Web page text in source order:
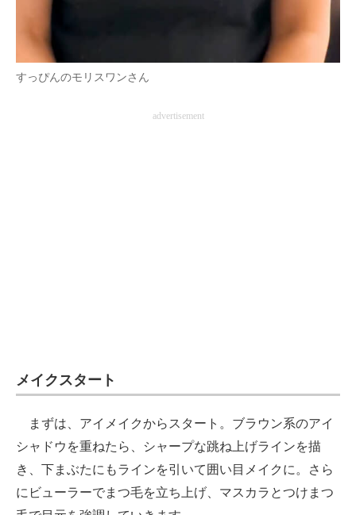
すっぴんのモリスワンさん
advertisement
メイクスタート
まずは、アイメイクからスタート。ブラウン系のアイ
シャドウを重ねたら、シャープな跳ね上げラインを描
き、下まぶたにもラインを引いて囲い目メイクに。さら
にビューラーでまつ毛を立ち上げ、マスカラとつけまつ